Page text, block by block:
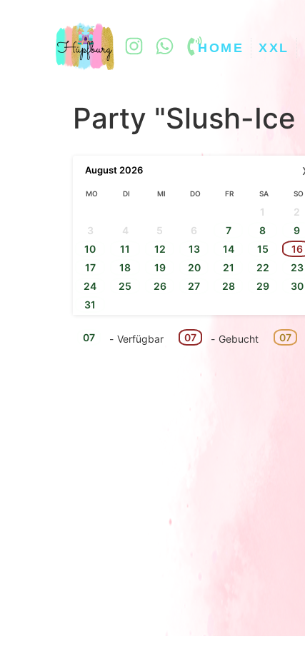
HOME XXL
Party "Slush-Ice
August 2026
MO DI MI DO FR SA SO
1
2
3
4 5 6 7 8
9
10
11 12 13 14 15
16
17
18 19 20 21 22
23
24
25 26 27 28 29
30
31
07 - Verfügbar 07 - Gebucht 07